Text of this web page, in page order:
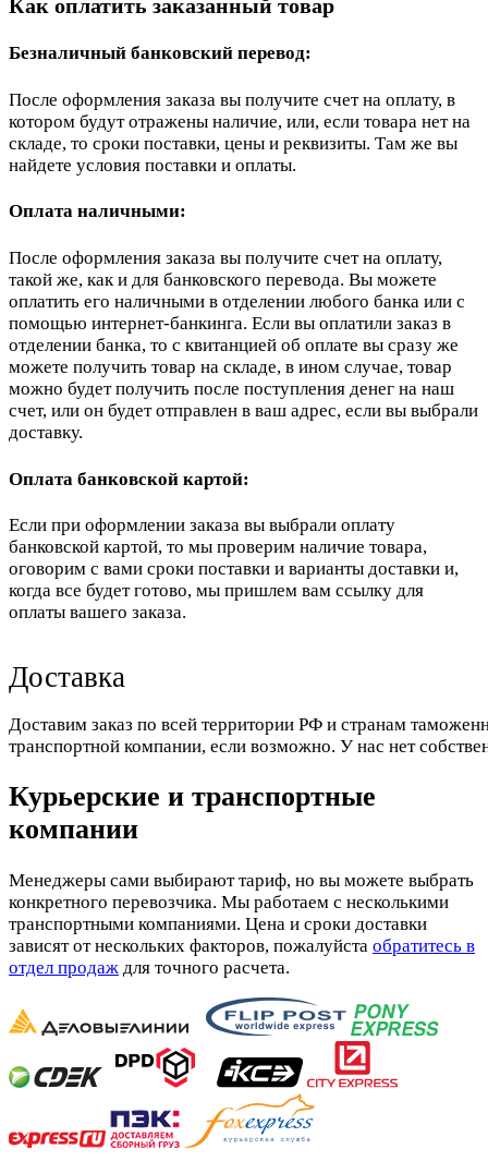
Как оплатить заказанный товар
Безналичный банковский перевод:
После оформления заказа вы получите счет на оплату, в
котором будут отражены наличие, или, если товара нет на
складе, то сроки поставки, цены и реквизиты. Там же вы
найдете условия поставки и оплаты.
Оплата наличными:
После оформления заказа вы получите счет на оплату,
такой же, как и для банковского перевода. Вы можете
оплатить его наличными в отделении любого банка или с
помощью интернет-банкинга. Если вы оплатили заказ в
отделении банка, то с квитанцией об оплате вы сразу же
можете получить товар на складе, в ином случае, товар
можно будет получить после поступления денег на наш
счет, или он будет отправлен в ваш адрес, если вы выбрали
доставку.
Оплата банковской картой:
Если при оформлении заказа вы выбрали оплату
банковской картой, то мы проверим наличие товара,
оговорим с вами сроки поставки и варианты доставки и,
когда все будет готово, мы пришлем вам ссылку для
оплаты вашего заказа.
Доставка
Доставим заказ по всей территории РФ и странам
транспортной компании, если возможно. У нас нет
Курьерские и транспортные
компании
Менеджеры сами выбирают тариф, но вы можете выбрать
конкретного перевозчика. Мы работаем с несколькими
транспортными компаниями. Цена и сроки доставки
зависят от нескольких факторов, пожалуйста обратитесь в
отдел продаж для точного расчета.